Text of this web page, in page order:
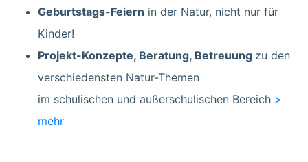
Geburtstags-Feiern in der Natur, nicht nur für
Kinder!
Projekt-Konzepte, Beratung, Betreuung zu den
verschiedensten Natur-Themen
im schulischen und außerschulischen Bereich >
mehr